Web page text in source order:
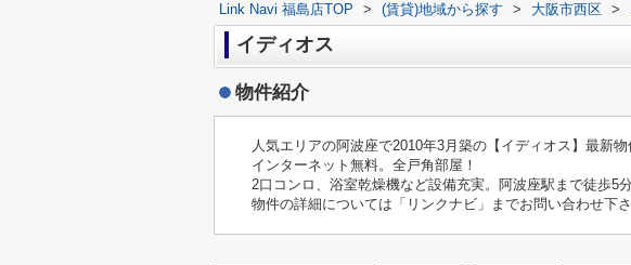
Link Navi 福島店TOP > (賃貸)地域から探す > 大阪市西区 >
イディオス
物件紹介
人気エリアの阿波座で2010年3月築の【イディオス】最新物
インターネット無料。全戸角部屋！
2口コンロ、浴室乾燥機など設備充実。阿波座駅まで徒歩5分
物件の詳細については「リンクナビ」までお問い合わせ下さ